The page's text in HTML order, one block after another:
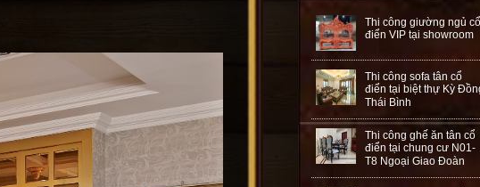
Thi công giường ngủ cổ
điển VIP tại showroom
Thi công sofa tân cổ
điển tại biệt thự Kỳ
Thái Bình
Thi công ghế ăn tân cổ
điển tại chung cư N01-
T8 Ngoại Giao Đoàn